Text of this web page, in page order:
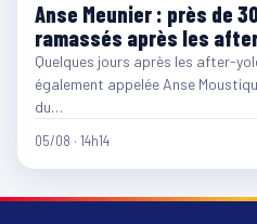
Anse Meunier : près de
ramassés après les
Quelques jours après les after-
également appelée Anse
du…
05/08 · 14h14